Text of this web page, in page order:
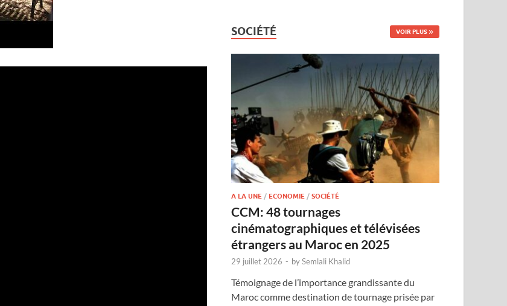
SOCIÉTÉ VOIR PLUS
A LA UNE /ECONOMIE /SOCIÉTÉ
CCM: 48 tournages
cinématographiques et télévisées
étrangers au Maroc en 2025
29 juillet 2026 - bySemlali Khalid
Témoignage de l’importance grandissante du
Maroc comme destination de tournage prisée par